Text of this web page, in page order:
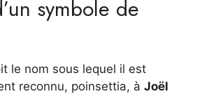
symbole de
le nom sous lequel il est
reconnu, poinsettia, à Joël